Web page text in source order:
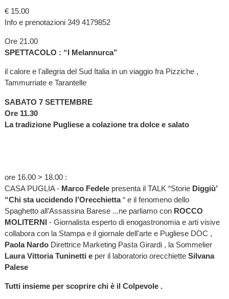
€ 15.00
Info e prenotazioni 349 4179852
Ore 21.00
SPETTACOLO : “I Melannurca”
il calore e lʼallegria del Sud Italia in un viaggio fra Pizziche ,
Tammurriate e Tarantelle
SABATO 7 SETTEMBRE
Ore 11.30
La tradizione Pugliese a colazione tra dolce e salato
ore 16.00 > 18.00 :
CASA PUGLIA - Marco Fedelepresenta il TALK “Storie Diggiù’
“Chi sta uccidendo l’Orecchietta“ e il fenomeno dello
Spaghetto all’Assassina Barese ...ne parliamo con ROCCO
MOLITERNI- Giornalista esperto di enogastronomia e arti visive
collabora con la Stampa e il giornale dell'arte e Pugliese DOC ,
Paola Nardo Direttrice Marketing Pasta Girardi , la Sommelier
Laura Vittoria Tuninetti eper il laboratorio orecchiette Silvana
Palese
Tutti insieme per scoprire chi è il Colpevole .